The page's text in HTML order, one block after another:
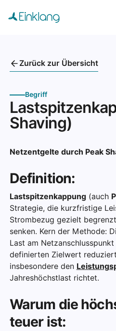
Zurück zur Übersicht
Begriff
Shaving)
Netzentgelte durch Peak
Definition:
Lastspitzenkappung(auch
Strategie, die kurzfristige
Strombezug gezielt
senken. Kern der Methode:
Last am
definierten Zielwert
insbesondere den
Jahreshöchstlast richtet.
Warum die
teuer ist: